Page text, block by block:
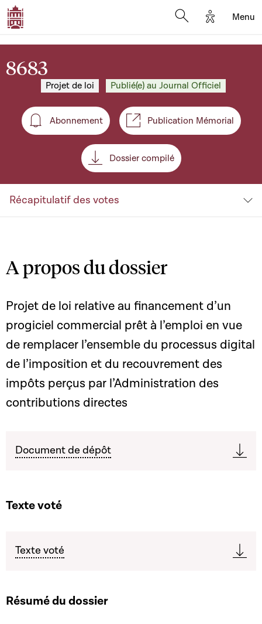
Options
Menu
8683
Projet de loi Publié(e) au Journal Officiel
Abonnement
Abonnement Publication Mémorial
Dossier compilé
Récapitulatif des votes
A propos du dossier
Projet de loi relative au financement d’un
progiciel commercial prêt à l’emploi en vue
de remplacer l’ensemble du processus digital
de l’imposition et du recouvrement des
impôts perçus par l’Administration des
contributions directes
Document de dépôt
Texte voté
Texte voté
Résumé du dossier